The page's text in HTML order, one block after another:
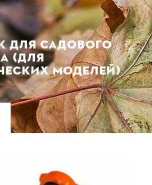
ДЛЯ САДОВОГО
(ДЛЯ
МОДЕЛЕЙ)